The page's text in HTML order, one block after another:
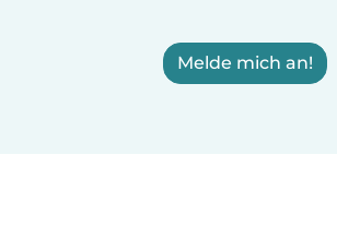
Melde mich an!